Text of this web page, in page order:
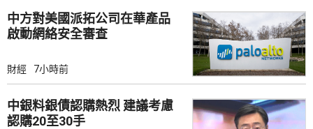
中方對美國派拓公司在華產品
啟動網絡安全審查
財經 7小時前
中銀料銀債認購熱烈 建議考慮
認購20至30手